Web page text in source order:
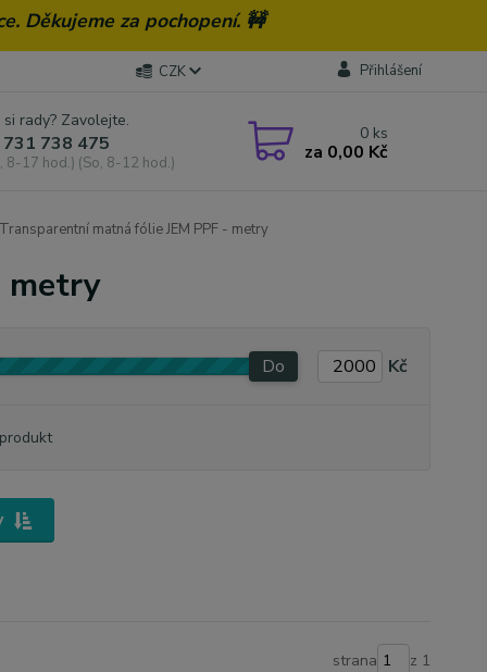
Děkujeme za pochopení. 🚧
CZK Přihlášení
rady? Zavolejte.
738 475
8-17 hod.) (So, 8-12 hod.)
0 ks
za 0,00 Kč
Transparentní matná fólie JEM PPF - metry
metry
Do Kč
strana z 1